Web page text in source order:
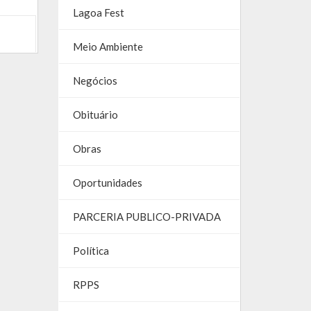
Lagoa Fest
Meio Ambiente
Negócios
Obituário
Obras
Oportunidades
PARCERIA PUBLICO-PRIVADA
Política
RPPS